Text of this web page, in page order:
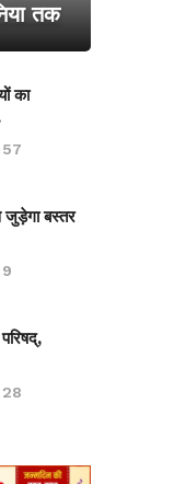
तक
का
57
जुड़ेगा बस्तर
9
28